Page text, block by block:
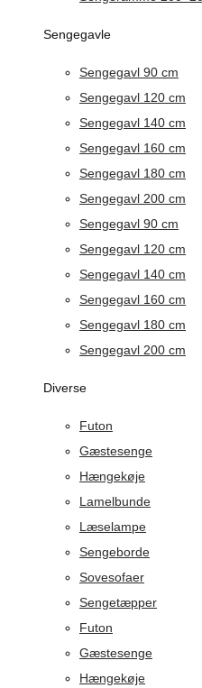
Sengegavle
Sengegavl 90 cm
Sengegavl 120 cm
Sengegavl 140 cm
Sengegavl 160 cm
Sengegavl 180 cm
Sengegavl 200 cm
Sengegavl 90 cm
Sengegavl 120 cm
Sengegavl 140 cm
Sengegavl 160 cm
Sengegavl 180 cm
Sengegavl 200 cm
Diverse
Futon
Gæstesenge
Hængekøje
Lamelbunde
Læselampe
Sengeborde
Sovesofaer
Sengetæpper
Futon
Gæstesenge
Hængekøje